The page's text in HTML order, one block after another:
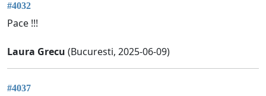
#4032
Pace !!!
Laura Grecu (Bucuresti, 2025-06-09)
#4037